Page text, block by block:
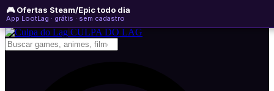
🎮 Ofertas Steam/Epic todo dia
App LootLag · grátis · sem cadastro
domingo, 09 de agosto de 2026 WhatsApp
Newsletter
CULPA DO LAG